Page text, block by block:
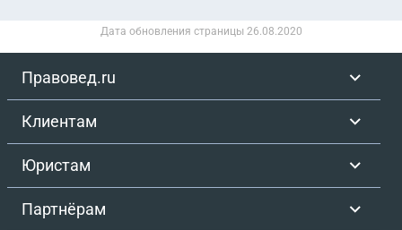
Дата обновления страницы 26.08.2020
Правовед.ru
Клиентам
Юристам
Партнёрам